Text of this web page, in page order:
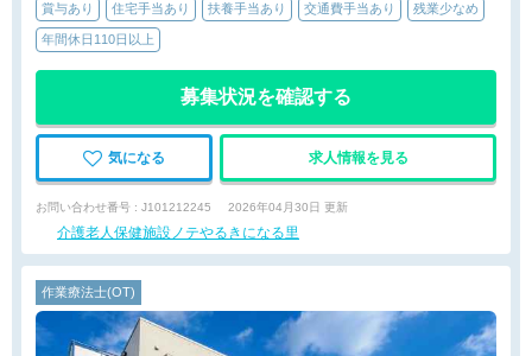
賞与あり 住宅手当あり 扶養手当あり 交通費手当あり 残業少なめ
年間休日110日以上
募集状況を確認する
気になる 求人情報を見る
お問い合わせ番号 : J101212245 2026年04月30日 更新
介護老人保健施設ノテやるきになる里
作業療法士(OT)